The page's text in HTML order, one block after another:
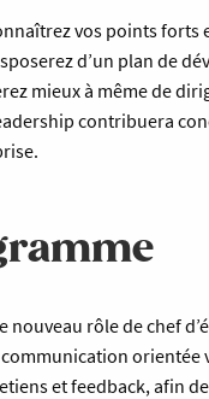
vos points forts
d’un plan de
mieux à même de
contribuera
nouveau rôle de chef
communication orientée
et feedback, afin